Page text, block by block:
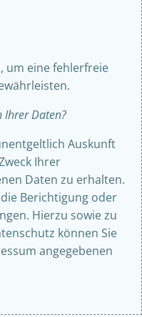
um eine fehlerfreie
Ihrer Daten?
Auskunft
Ihrer
Daten zu erhalten.
Berichtigung oder
Hierzu sowie zu
können Sie
angegebenen